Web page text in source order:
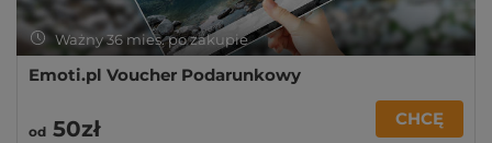
Ważny 36 mies. po zakupie
Emoti.pl Voucher Podarunkowy
od 50zł CHCĘ